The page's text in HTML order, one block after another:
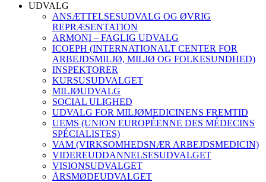
UDVALG
ANSÆTTELSESUDVALG OG ØVRIG
REPRÆSENTATION
ARMONI – FAGLIG UDVALG
ICOEPH (INTERNATIONALT CENTER FOR
ARBEJDSMILJØ, MILJØ OG FOLKESUNDHED)
INSPEKTORER
KURSUSUDVALGET
MILJØUDVALG
SOCIAL ULIGHED
UDVALG FOR MILJØMEDICINENS FREMTID
UEMS (UNION EUROPÉENNE DES MÉDECINS
SPÉCIALISTES)
VAM (VIRKSOMHEDSNÆR ARBEJDSMEDICIN)
VIDEREUDDANNELSESUDVALGET
VISIONSUDVALGET
ÅRSMØDEUDVALGET